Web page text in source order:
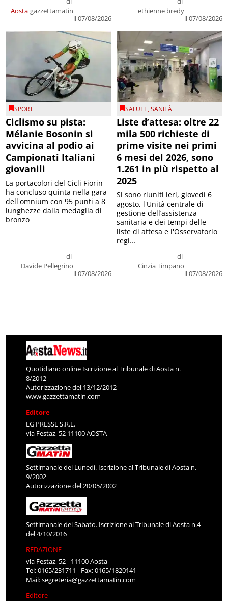
Aosta gazzettamatin
il 07/08/2026
ethienne bredy
il 07/08/2026
SPORT
Ciclismo su pista:
Mélanie Bosonin si
avvicina al podio ai
Campionati Italiani
giovanili
di
Davide Pellegrino
il 07/08/2026
La portacolori del Cicli Fiorin
ha concluso quinta nella gara
dell'omnium con 95 punti a 8
lunghezze dalla medaglia di
bronzo
SALUTE,SANITÀ
Liste d’attesa: oltre 22
mila 500 richieste di
prime visite nei primi
6 mesi del 2026, sono
1.261 in più rispetto al
2025
di
Cinzia Timpano
il 07/08/2026
Si sono riuniti ieri, giovedì 6
agosto, l'Unità centrale di
gestione dell’assistenza
sanitaria e dei tempi delle
liste di attesa e l'Osservatorio
regi...
Quotidiano online Iscrizione al Tribunale di Aosta n.
8/2012
Autorizzazione del 13/12/2012
www.gazzettamatin.com
Editore
LG PRESSE S.R.L.
via Festaz, 52 11100 AOSTA
Settimanale del Lunedì. Iscrizione al Tribunale di Aosta n.
9/2002
Autorizzazione del 20/05/2002
Settimanale del Sabato. Iscrizione al Tribunale di Aosta n.4
del 4/10/2016
REDAZIONE
via Festaz, 52 - 11100 Aosta
Tel: 0165/231711 - Fax: 0165/1820141
Mail:segreteria@gazzettamatin.com
Editore